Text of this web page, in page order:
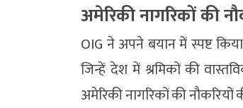
अमेरिकी नागरिकों की
OIG ने अपने बयान में स्पष्ट
जिन्हें देश में श्रमिकों की
अमेरिकी नागरिकों की